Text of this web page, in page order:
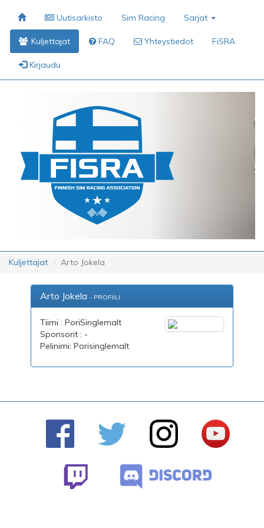
Uutisarkisto Sim Racing Sarjat
Kuljettajat FAQ Yhteystiedot FiSRA
Kirjaudu
Kuljettajat Arto Jokela
Arto Jokela - PROFIILI
Tiimi : PoriSinglemalt
Sponsorit : -
Pelinimi: Porisinglemalt